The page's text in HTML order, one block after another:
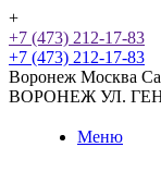
+
+7 (473) 212-17-83
+7 (473) 212-17-83
Воронеж Москва
ВОРОНЕЖ УЛ.
Меню